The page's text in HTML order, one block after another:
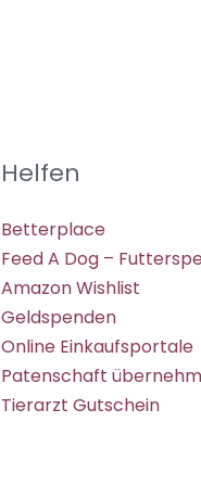
Helfen
Betterplace
Feed A Dog –
Amazon Wishlist
Geldspenden
Online Einkaufsportale
Patenschaft
Tierarzt Gutschein